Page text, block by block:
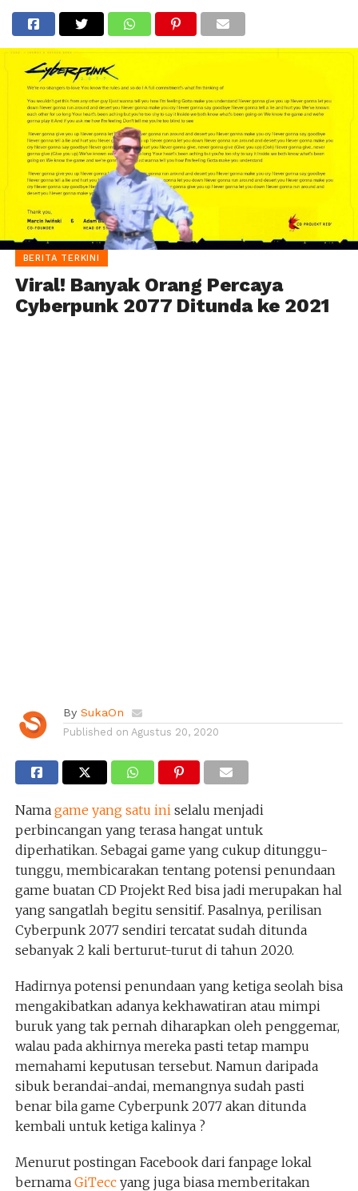
BERITA TERKINI
Viral! Banyak Orang Percaya
Cyberpunk 2077 Ditunda ke 2021
By SukaOn
Published on Agustus 20, 2020
Nama game yang satu ini selalu menjadi
perbincangan yang terasa hangat untuk
diperhatikan. Sebagai game yang cukup ditunggu-
tunggu, membicarakan tentang potensi penundaan
game buatan CD Projekt Red bisa jadi merupakan hal
yang sangatlah begitu sensitif. Pasalnya, perilisan
Cyberpunk 2077 sendiri tercatat sudah ditunda
sebanyak 2 kali berturut-turut di tahun 2020.
Hadirnya potensi penundaan yang ketiga seolah bisa
mengakibatkan adanya kekhawatiran atau mimpi
buruk yang tak pernah diharapkan oleh penggemar,
walau pada akhirnya mereka pasti tetap mampu
memahami keputusan tersebut. Namun daripada
sibuk berandai-andai, memangnya sudah pasti
benar bila game Cyberpunk 2077 akan ditunda
kembali untuk ketiga kalinya ?
Menurut postingan Facebook dari fanpage lokal
bernama GiTeccyang juga biasa memberitakan